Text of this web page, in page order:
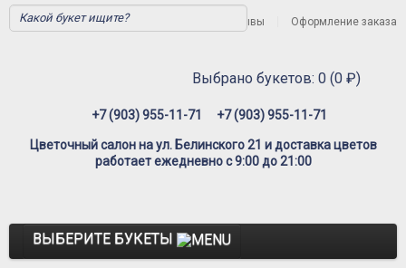
Вход Отзывы Оформление заказа
Выбрано букетов: 0 (0 ₽)
+7 (903) 955-11-71 +7 (903) 955-11-71
Цветочный салон на ул. Белинского 21 и доставка цветов
работает ежедневно с 9:00 до 21:00
ВЫБЕРИТЕ БУКЕТЫ